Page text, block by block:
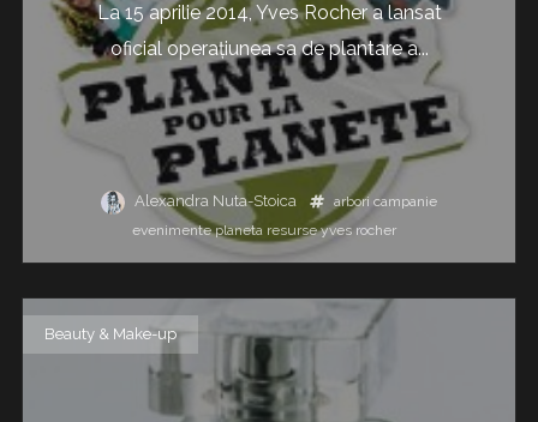
La 15 aprilie 2014, Yves Rocher a lansat
oficial operaţiunea sa de plantare a...
Alexandra Nuta-Stoica arbori campanie
evenimente planeta resurse yves rocher
Beauty & Make-up